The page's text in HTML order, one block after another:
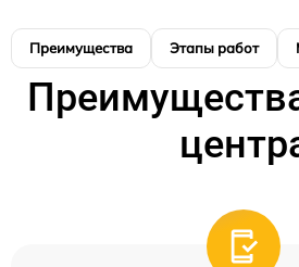
Преимущества Этапы работ